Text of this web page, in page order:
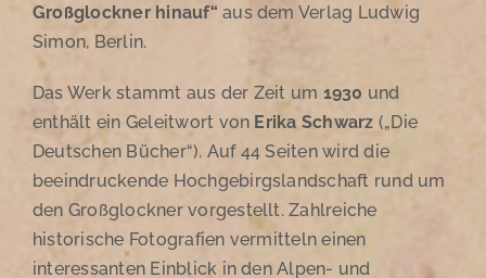
Großglockner hinauf“ aus dem Verlag Ludwig
Simon, Berlin.
Das Werk stammt aus der Zeit um 1930 und
enthält ein Geleitwort von Erika Schwarz („Die
Deutschen Bücher“). Auf 44 Seiten wird die
beeindruckende Hochgebirgslandschaft rund um
den Großglockner vorgestellt. Zahlreiche
historische Fotografien vermitteln einen
interessanten Einblick in den Alpen- und